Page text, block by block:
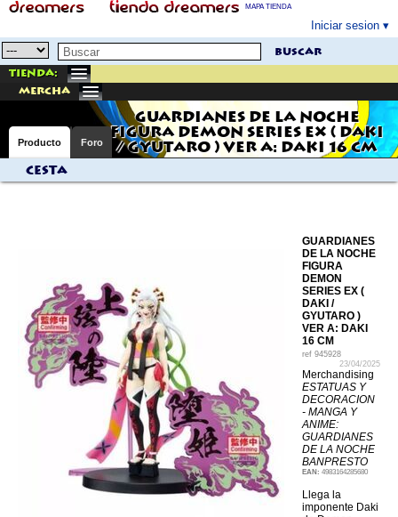
MAPA TIENDA
Iniciar sesion
buscar
Tienda:
mercha
GUARDIANES DE LA NOCHE
FIGURA DEMON SERIES EX ( DAKI
/ GYUTARO ) VER A: DAKI 16 CM
Producto Foro
Cesta
GUARDIANES
DE LA NOCHE
FIGURA
DEMON
SERIES EX (
DAKI /
GYUTARO )
VER A: DAKI
16 CM
ref 945928
23/04/2025
Merchandising
ESTATUAS Y
DECORACION
- MANGA Y
ANIME:
GUARDIANES
DE LA NOCHE
BANPRESTO
EAN: 4983164285680
Llega la
imponente Daki